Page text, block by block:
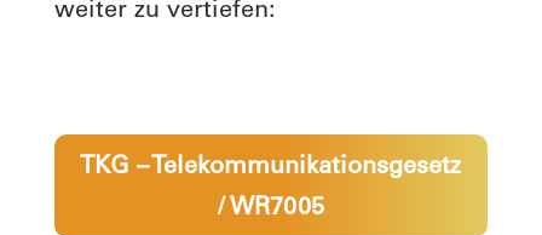
weiter zu vertiefen:
TKG – Telekommunikationsgesetz
/ WR7005